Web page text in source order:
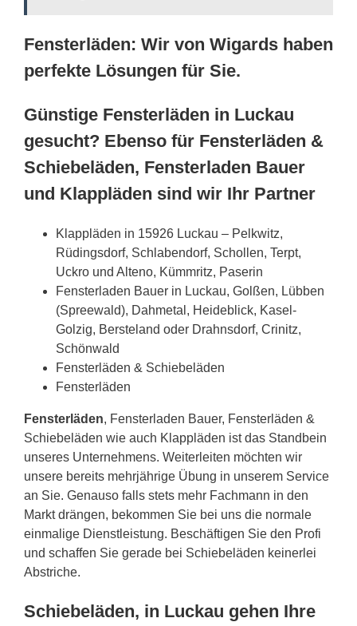
Fensterläden: Wir von Wigards haben
perfekte Lösungen für Sie.
Günstige Fensterläden in Luckau
gesucht? Ebenso für Fensterläden &
Schiebeläden, Fensterladen Bauer
und Klappläden sind wir Ihr Partner
Klappläden in 15926 Luckau – Pelkwitz,
Rüdingsdorf, Schlabendorf, Schollen, Terpt,
Uckro und Alteno, Kümmritz, Paserin
Fensterladen Bauer in Luckau, Golßen, Lübben
(Spreewald), Dahmetal, Heideblick, Kasel-
Golzig, Bersteland oder Drahnsdorf, Crinitz,
Schönwald
Fensterläden & Schiebeläden
Fensterläden
Fensterläden, Fensterladen Bauer, Fensterläden &
Schiebeläden wie auch Klappläden ist das Standbein
unseres Unternehmens. Weiterleiten möchten wir
unsere bereits mehrjährige Übung in unserem Service
an Sie. Genauso falls stets mehr Fachmann in den
Markt drängen, bekommen Sie bei uns die normale
einmalige Dienstleistung. Beschäftigen Sie den Profi
und schaffen Sie gerade bei Schiebeläden keinerlei
Abstriche.
Schiebeläden, in Luckau gehen Ihre